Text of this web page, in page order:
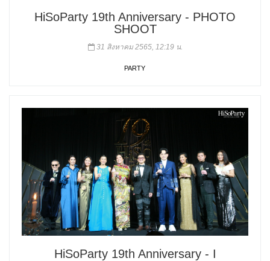
HiSoParty 19th Anniversary - PHOTO
SHOOT
31 สิงหาคม 2565, 12:19 น.
PARTY
HiSoParty 19th Anniversary - I